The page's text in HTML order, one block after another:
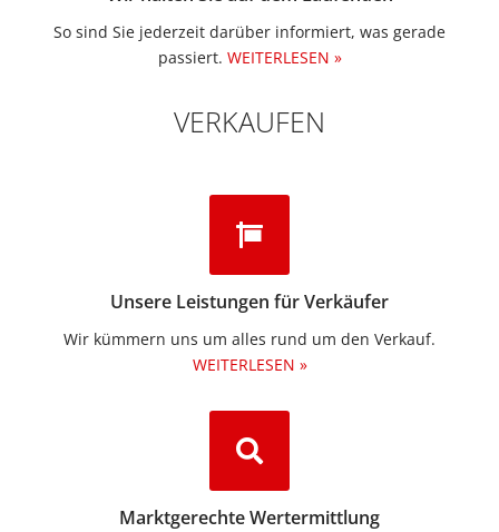
So sind Sie jederzeit darüber informiert, was gerade
passiert. WEITERLESEN »
VERKAUFEN
Unsere Leistungen für Verkäufer
Wir kümmern uns um alles rund um den Verkauf.
WEITERLESEN »
Marktgerechte Wertermittlung